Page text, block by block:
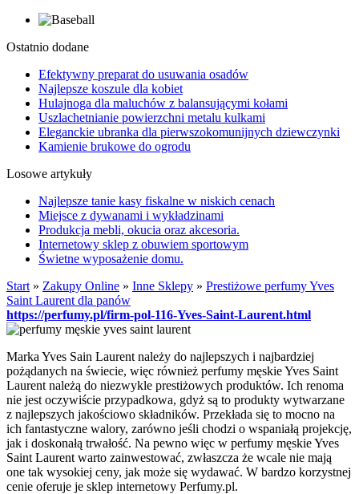
Ostatnio dodane
Efektywny preparat do usuwania osadów
Najlepsze koszule dla kobiet
Hulajnoga dla maluchów z balansującymi kołami
Uszlachetnianie powierzchni metalu kulkami
Eleganckie ubranka dla pierwszokomunijnych dziewczynki
Kamienie brukowe do ogrodu
Losowe artykuły
Najlepsze tanie kasy fiskalne w niskich cenach
Miejsce z dywanami i wykładzinami
Produkcja mebli, okucia oraz akcesoria.
Internetowy sklep z obuwiem sportowym
Świetne wyposażenie domu.
Start » Zakupy Online » Inne Sklepy » Prestiżowe perfumy Yves
Saint Laurent dla panów
https://perfumy.pl/firm-pol-116-Yves-Saint-Laurent.html
Marka Yves Sain Laurent należy do najlepszych i najbardziej
pożądanych na świecie, więc również perfumy męskie Yves Saint
Laurent należą do niezwykle prestiżowych produktów. Ich renoma
nie jest oczywiście przypadkowa, gdyż są to produkty wytwarzane
z najlepszych jakościowo składników. Przekłada się to mocno na
ich fantastyczne walory, zarówno jeśli chodzi o wspaniałą projekcję,
jak i doskonałą trwałość. Na pewno więc w perfumy męskie Yves
Saint Laurent warto zainwestować, zwłaszcza że wcale nie mają
one tak wysokiej ceny, jak może się wydawać. W bardzo korzystnej
cenie oferuje je sklep internetowy Perfumy.pl.